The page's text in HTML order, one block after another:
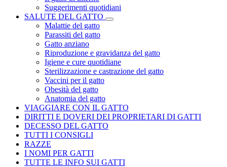
Suggerimenti quotidiani
SALUTE DEL GATTO
Malattie del gatto
Parassiti del gatto
Gatto anziano
Riproduzione e gravidanza del gatto
Igiene e cure quotidiane
Sterilizzazione e castrazione del gatto
Vaccini per il gatto
Obesità del gatto
Anatomia del gatto
VIAGGIARE CON IL GATTO
DIRITTI E DOVERI DEI PROPRIETARI DI GATTI
DECESSO DEL GATTO
TUTTI I CONSIGLI
RAZZE
I NOMI PER GATTI
TUTTE LE INFO SUI GATTI